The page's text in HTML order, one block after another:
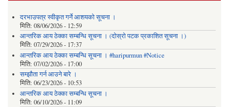
दरभाउपत्र स्वीकृत गर्ने आशयको सूचना ।
मिति: 08/06/2026 - 12:59
आन्तरिक आय ठेक्का सम्बन्धि सूचना । (दोस्रो पटक प्रकाशित सूचना ।)
मिति: 07/29/2026 - 17:37
आन्तरिक आय ठेक्का सम्बन्धि सूचना । #haripurmun #Notice
मिति: 07/02/2026 - 17:00
सम्झौता गर्न आउने बारे ।
मिति: 06/23/2026 - 10:53
आन्तरिक आय ठेक्का सम्बन्धि सूचना ।
मिति: 06/10/2026 - 11:09